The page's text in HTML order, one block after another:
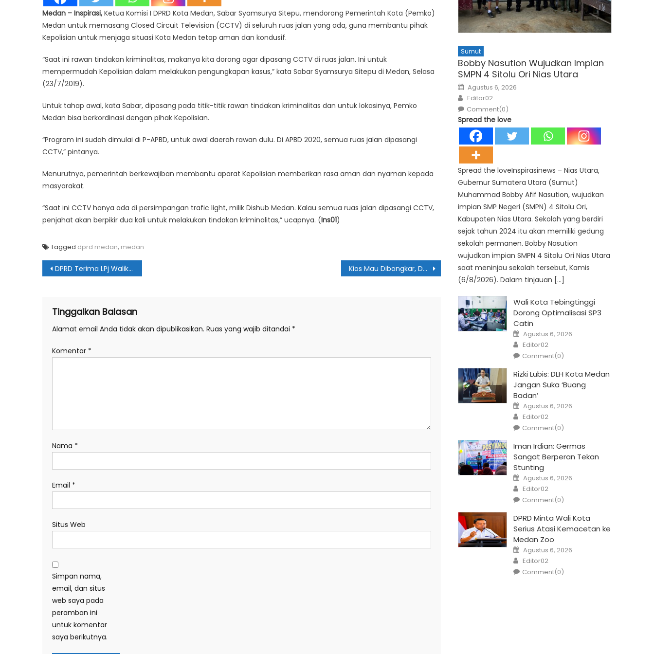
Medan – Inspirasi, Ketua Komisi I DPRD Kota Medan, Sabar Syamsurya Sitepu, mendorong Pemerintah Kota (Pemko)
Medan untuk memasang Closed Circuit Television (CCTV) di seluruh ruas jalan yang ada, guna membantu pihak
Kepolisian untuk menjaga situasi Kota Medan tetap aman dan kondusif.
“Saat ini rawan tindakan kriminalitas, makanya kita dorong agar dipasang CCTV di ruas jalan. Ini untuk
mempermudah Kepolisian dalam melakukan pengungkapan kasus,” kata Sabar Syamsurya Sitepu di Medan, Selasa
(23/7/2019).
Untuk tahap awal, kata Sabar, dipasang pada titik-titik rawan tindakan kriminalitas dan untuk lokasinya, Pemko
Medan bisa berkordinasi dengan pihak Kepolisian.
“Program ini sudah dimulai di P-APBD, untuk awal daerah rawan dulu. Di APBD 2020, semua ruas jalan dipasangi
CCTV,” pintanya.
Menurutnya, pemerintah berkewajiban membantu aparat Kepolisian memberikan rasa aman dan nyaman kepada
masyarakat.
“Saat ini CCTV hanya ada di persimpangan trafic light, milik Dishub Medan. Kalau semua ruas jalan dipasangi CCTV,
penjahat akan berpikir dua kali untuk melakukan tindakan kriminalitas,” ucapnya. (Ins01)
Tagged dprd medan, medan
Navigasi
DPRD Terima LPj Walikota Medan 2108 Kios Mau Dibongkar, DPRD akan Sidak ke Pusat Pasar
Tinggalkan Balasan
Alamat email Anda tidak akan dipublikasikan. Ruas yang wajib ditandai *
Komentar *
Nama *
Email *
Situs Web
Simpan nama,
email, dan situs
web saya pada
peramban ini
untuk komentar
saya berikutnya.
Sumut
Bobby Nasution Wujudkan Impian
SMPN 4 Sitolu Ori Nias Utara
Posted
on
Agustus 6, 2026
Author
Editor02
Comment(0)
Spread the love
Spread the loveInspirasinews – Nias Utara,
Gubernur Sumatera Utara (Sumut)
Muhammad Bobby Afif Nasution, wujudkan
impian SMP Negeri (SMPN) 4 Sitolu Ori,
Kabupaten Nias Utara. Sekolah yang berdiri
sejak tahun 2024 itu akan memiliki gedung
sekolah permanen. Bobby Nasution
wujudkan impian SMPN 4 Sitolu Ori Nias Utara
saat meninjau sekolah tersebut, Kamis
(6/8/2026). Dalam tinjauan […]
Wali Kota Tebingtinggi
Dorong Optimalisasi SP3
Catin
Posted
on
Agustus 6, 2026
Author
Editor02
Comment(0)
Rizki Lubis: DLH Kota Medan
Jangan Suka ‘Buang
Badan’
Posted
on
Agustus 6, 2026
Author
Editor02
Comment(0)
Iman Irdian: Germas
Sangat Berperan Tekan
Stunting
Posted
on
Agustus 6, 2026
Author
Editor02
Comment(0)
DPRD Minta Wali Kota
Serius Atasi Kemacetan ke
Medan Zoo
Posted
on
Agustus 6, 2026
Author
Editor02
Comment(0)